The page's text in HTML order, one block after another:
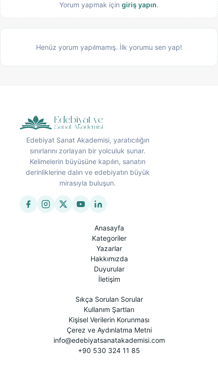
Yorum yapmak için giriş yapın.
Henüz yorum yapılmamış. İlk yorumu sen yap!
Edebiyat Sanat Akademisi, yaratıcılığın
sınırlarını zorlayan bir yolculuk sunar.
Kelimelerin büyüsüne kapılın, sanatın
derinliklerine dalın ve edebiyatın büyük
mirasıyla buluşun.
Anasayfa
Kategoriler
Yazarlar
Hakkımızda
Duyurular
İletişim
Sıkça Sorulan Sorular
Kullanım Şartları
Kişisel Verilerin Korunması
Çerez ve Aydınlatma Metni
info@edebiyatsanatakademisi.com
+90 530 324 11 85